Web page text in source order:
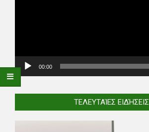
00:00
ΤΕΛΕΥΤΑΊΕΣ ΕΙΔΉΣΕΙΣ